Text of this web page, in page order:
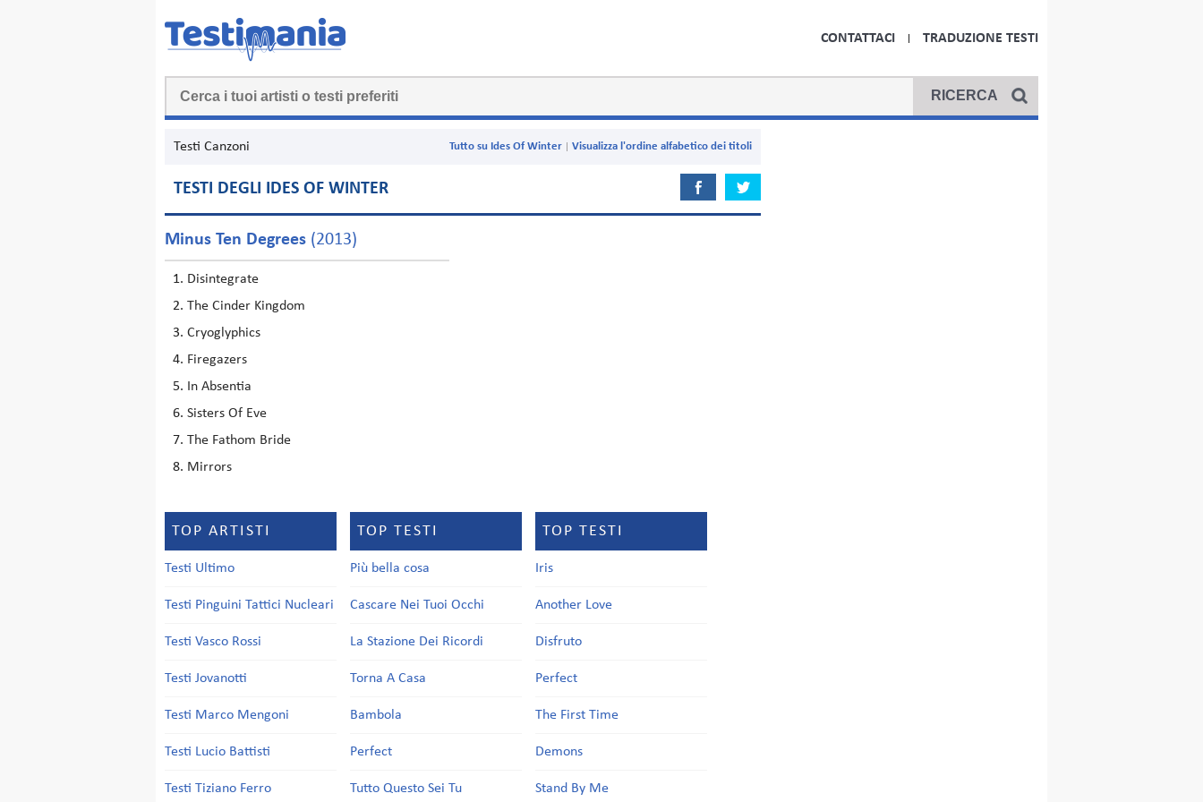
CONTATTACI TRADUZIONE TESTI
Testi Canzoni Visualizza l'ordine alfabetico dei titoli
Tutto su Ides Of Winter
TESTI DEGLI IDES OF WINTER
Minus Ten Degrees (2013)
Disintegrate
The Cinder Kingdom
Cryoglyphics
Firegazers
In Absentia
Sisters Of Eve
The Fathom Bride
Mirrors
TOP ARTISTI
Testi Ultimo
Testi Pinguini Tattici Nucleari
Testi Vasco Rossi
Testi Jovanotti
Testi Marco Mengoni
Testi Lucio Battisti
Testi Tiziano Ferro
TOP TESTI
Più bella cosa
Cascare Nei Tuoi Occhi
La Stazione Dei Ricordi
Torna A Casa
Bambola
Perfect
Tutto Questo Sei Tu
TOP TESTI
Iris
Another Love
Disfruto
Perfect
The First Time
Demons
Stand By Me